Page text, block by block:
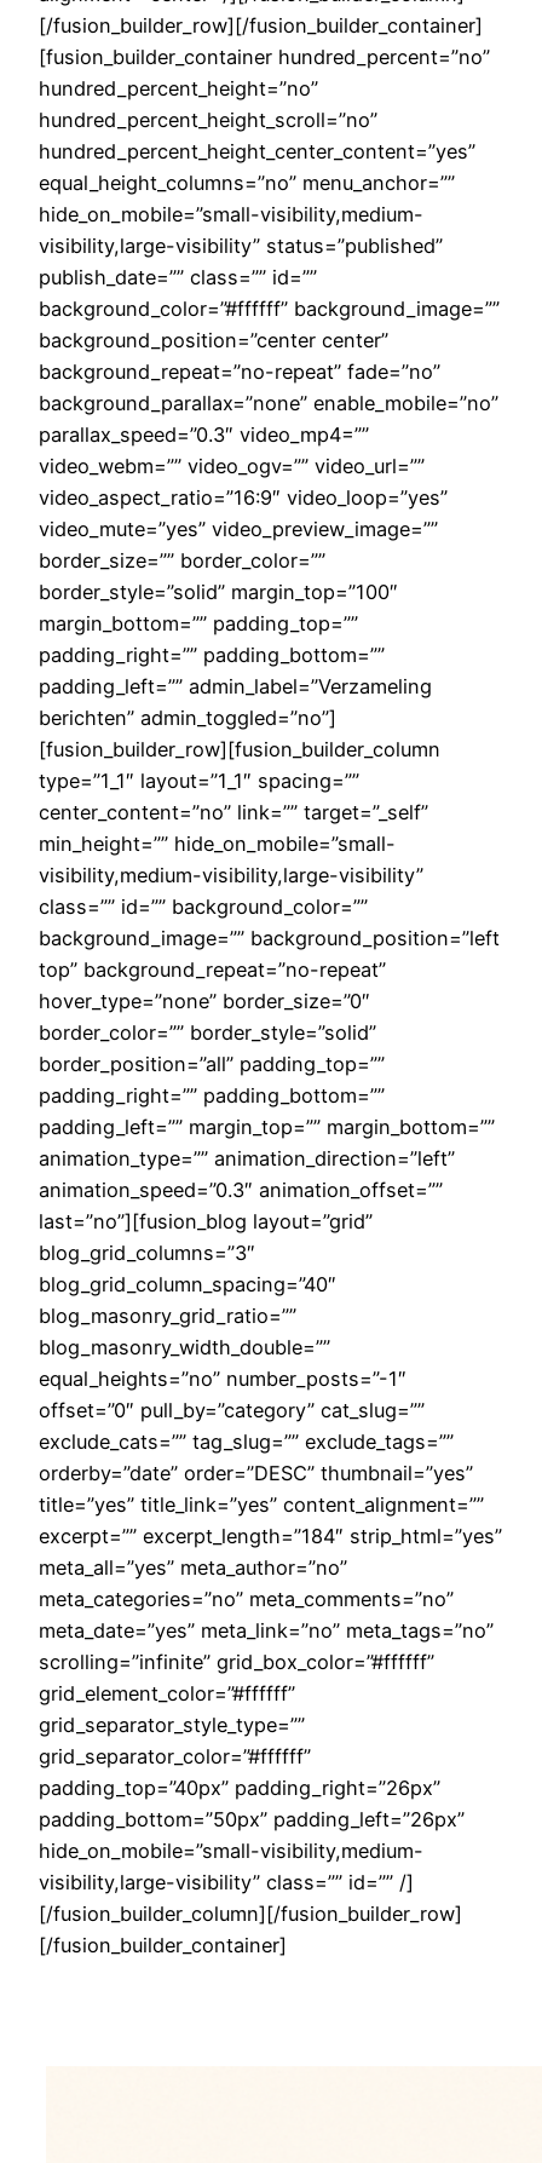
[/fusion_builder_row][/fusion_builder_container]
[fusion_builder_container hundred_percent=”no”
hundred_percent_height=”no”
hundred_percent_height_scroll=”no”
hundred_percent_height_center_content=”yes”
equal_height_columns=”no” menu_anchor=””
hide_on_mobile=”small-visibility,medium-
visibility,large-visibility” status=”published”
publish_date=”” class=”” id=””
background_color=”#ffffff” background_image=””
background_position=”center center”
background_repeat=”no-repeat” fade=”no”
background_parallax=”none” enable_mobile=”no”
parallax_speed=”0.3″ video_mp4=””
video_webm=”” video_ogv=”” video_url=””
video_aspect_ratio=”16:9″ video_loop=”yes”
video_mute=”yes” video_preview_image=””
border_size=”” border_color=””
border_style=”solid” margin_top=”100″
margin_bottom=”” padding_top=””
padding_right=”” padding_bottom=””
padding_left=”” admin_label=”Verzameling
berichten” admin_toggled=”no”]
[fusion_builder_row][fusion_builder_column
type=”1_1″ layout=”1_1″ spacing=””
center_content=”no” link=”” target=”_self”
min_height=”” hide_on_mobile=”small-
visibility,medium-visibility,large-visibility”
class=”” id=”” background_color=””
background_image=”” background_position=”left
top” background_repeat=”no-repeat”
hover_type=”none” border_size=”0″
border_color=”” border_style=”solid”
border_position=”all” padding_top=””
padding_right=”” padding_bottom=””
padding_left=”” margin_top=”” margin_bottom=””
animation_type=”” animation_direction=”left”
animation_speed=”0.3″ animation_offset=””
last=”no”][fusion_blog layout=”grid”
blog_grid_columns=”3″
blog_grid_column_spacing=”40″
blog_masonry_grid_ratio=””
blog_masonry_width_double=””
equal_heights=”no” number_posts=”-1″
offset=”0″ pull_by=”category” cat_slug=””
exclude_cats=”” tag_slug=”” exclude_tags=””
orderby=”date” order=”DESC” thumbnail=”yes”
title=”yes” title_link=”yes” content_alignment=””
excerpt=”” excerpt_length=”184″ strip_html=”yes”
meta_all=”yes” meta_author=”no”
meta_categories=”no” meta_comments=”no”
meta_date=”yes” meta_link=”no” meta_tags=”no”
scrolling=”infinite” grid_box_color=”#ffffff”
grid_element_color=”#ffffff”
grid_separator_style_type=””
grid_separator_color=”#ffffff”
padding_top=”40px” padding_right=”26px”
padding_bottom=”50px” padding_left=”26px”
hide_on_mobile=”small-visibility,medium-
visibility,large-visibility” class=”” id=”” /]
[/fusion_builder_column][/fusion_builder_row]
[/fusion_builder_container]